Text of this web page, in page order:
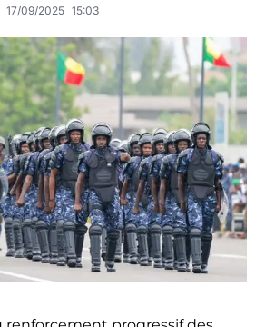
17/09/2025 15:03